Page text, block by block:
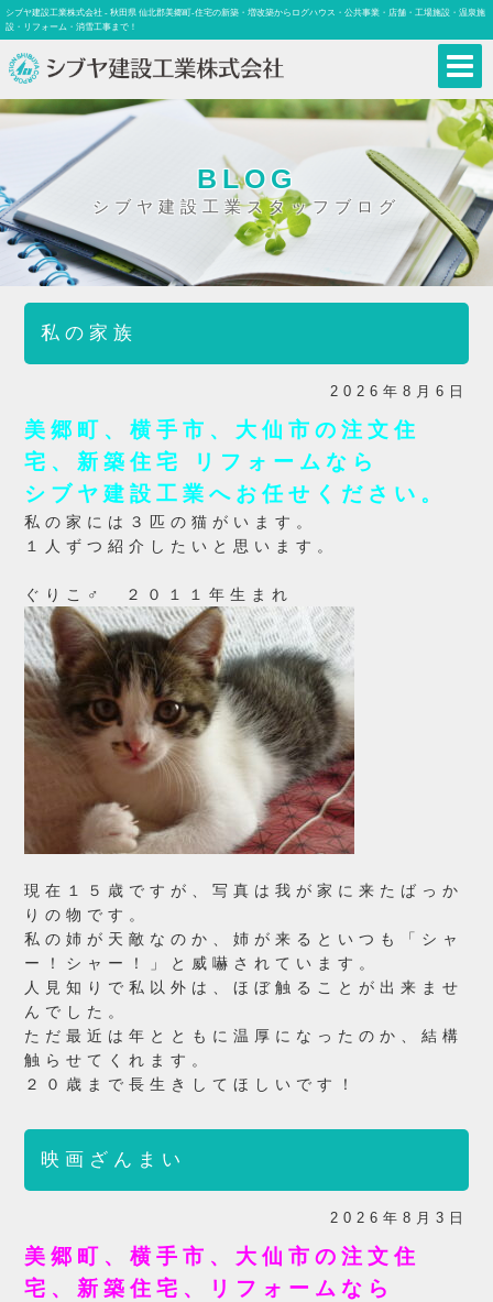
シブヤ建設工業株式会社 - 秋田県 仙北郡美郷町-住宅の新築・増改築からログハウス・公共事業・店舗・工場施設・温泉施
設・リフォーム・消雪工事まで！
BLOG
シブヤ建設工業スタッフブログ
私の家族
2026年8月6日
美郷町、横手市、大仙市の注文住
宅、新築住宅 リフォームなら
シブヤ建設工業へお任せください。
私の家には３匹の猫がいます。
１人ずつ紹介したいと思います。
ぐりこ♂ ２０１１年生まれ
現在１５歳ですが、写真は我が家に来たばっか
りの物です。
私の姉が天敵なのか、姉が来るといつも「シャ
ー！シャー！」と威嚇されています。
人見知りで私以外は、ほぼ触ることが出来ませ
んでした。
ただ最近は年とともに温厚になったのか、結構
触らせてくれます。
２０歳まで長生きしてほしいです！
映画ざんまい
2026年8月3日
美郷町、横手市、大仙市の注文住
宅、新築住宅、リフォームなら